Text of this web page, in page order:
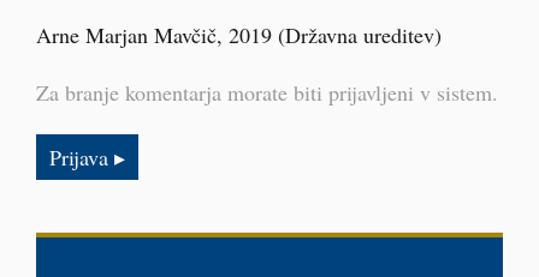
Arne Marjan Mavčič, 2019 (Državna ureditev)
Za branje komentarja morate biti prijavljeni v sistem.
Prijava